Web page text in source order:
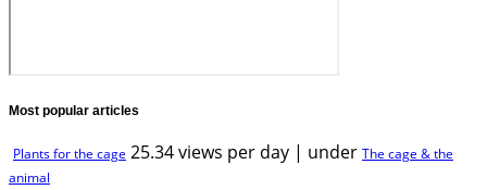
Most popular articles
Plants for the cage 25.34 views per day | under The cage & the
animal